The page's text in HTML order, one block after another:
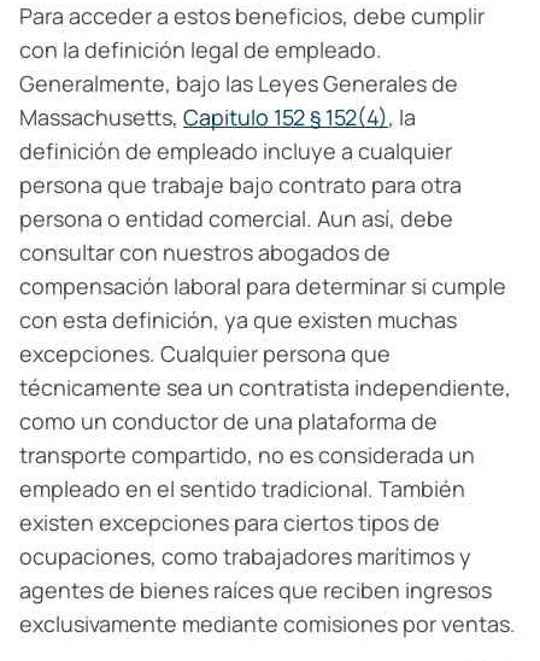
Para acceder a estos beneficios, debe cumplir
con la definición legal de empleado.
Generalmente, bajo las Leyes Generales de
Massachusetts, Capitulo 152 § 152(4), la
definición de empleado incluye a cualquier
persona que trabaje bajo contrato para otra
persona o entidad comercial. Aun así, debe
consultar con nuestros abogados de
compensación laboral para determinar si cumple
con esta definición, ya que existen muchas
excepciones. Cualquier persona que
técnicamente sea un contratista independiente,
como un conductor de una plataforma de
transporte compartido, no es considerada un
empleado en el sentido tradicional. También
existen excepciones para ciertos tipos de
ocupaciones, como trabajadores marítimos y
agentes de bienes raíces que reciben ingresos
exclusivamente mediante comisiones por ventas.